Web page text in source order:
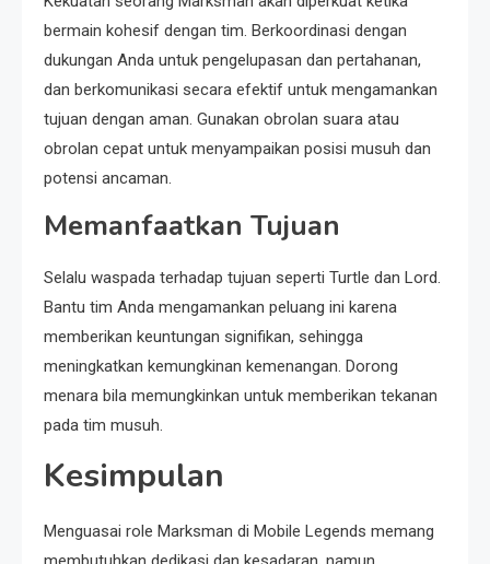
bermain kohesif dengan tim. Berkoordinasi dengan
dukungan Anda untuk pengelupasan dan pertahanan,
dan berkomunikasi secara efektif untuk mengamankan
tujuan dengan aman. Gunakan obrolan suara atau
obrolan cepat untuk menyampaikan posisi musuh dan
potensi ancaman.
Memanfaatkan Tujuan
Selalu waspada terhadap tujuan seperti Turtle dan Lord.
Bantu tim Anda mengamankan peluang ini karena
memberikan keuntungan signifikan, sehingga
meningkatkan kemungkinan kemenangan. Dorong
menara bila memungkinkan untuk memberikan tekanan
pada tim musuh.
Kesimpulan
Menguasai role Marksman di Mobile Legends memang